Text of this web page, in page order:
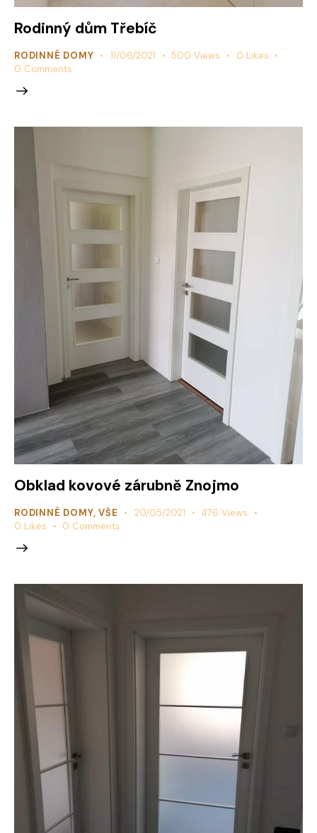
Rodinný dům Třebíč
RODINNÉ DOMY 11/06/2021 500 Views 0 Likes
0 Comments
Obklad kovové zárubně Znojmo
RODINNÉ DOMY,VŠE 20/05/2021 476 Views
0 Likes 0 Comments